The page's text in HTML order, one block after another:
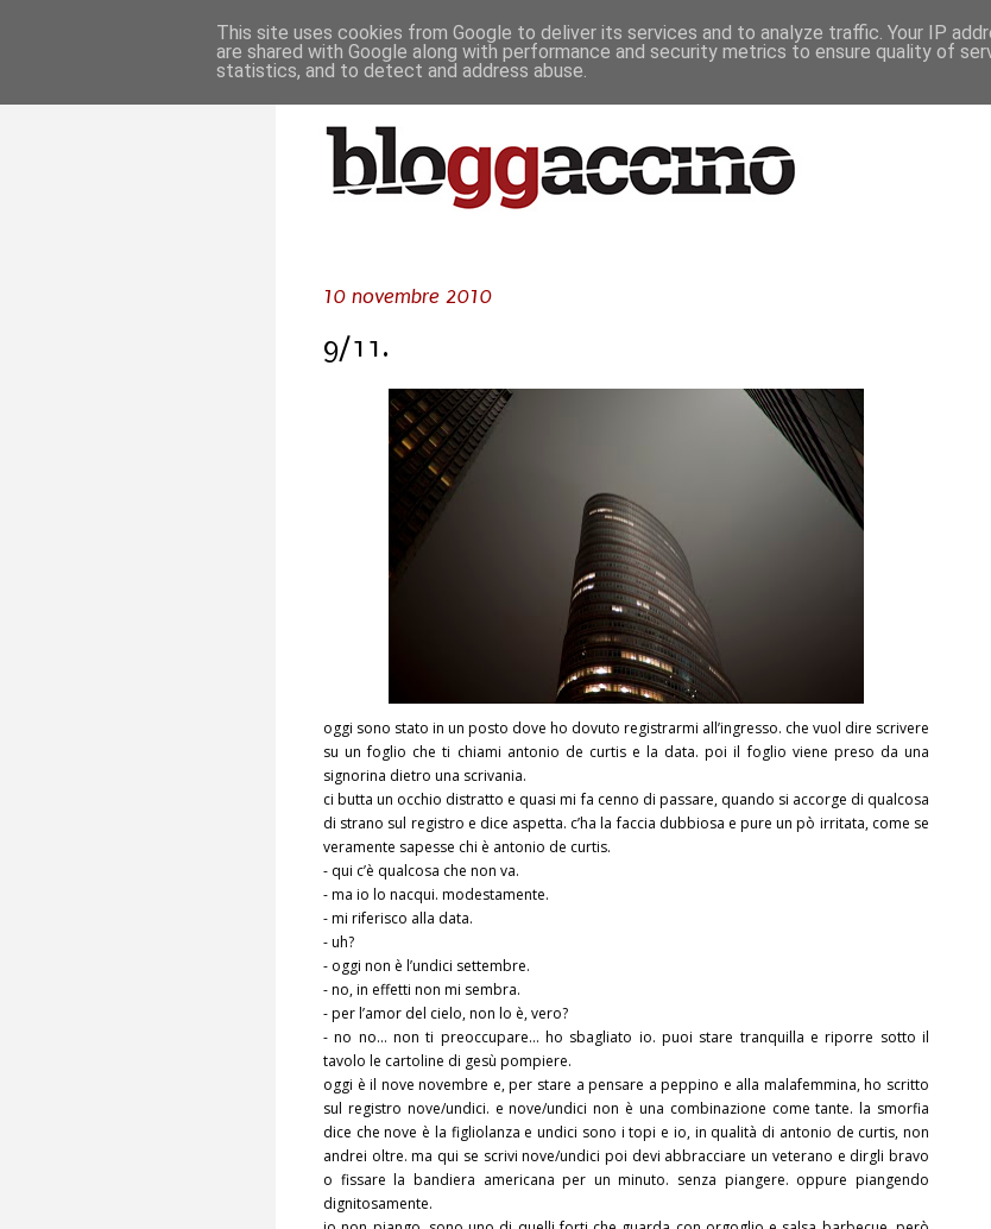
10 novembre 2010
9/11.
oggi sono stato in un posto dove ho dovuto registrarmi all’ingresso. che vuol dire scrivere
su un foglio che ti chiami antonio de curtis e la data. poi il foglio viene preso da una
signorina dietro una scrivania.
ci butta un occhio distratto e quasi mi fa cenno di passare, quando si accorge di qualcosa
di strano sul registro e dice aspetta. c’ha la faccia dubbiosa e pure un pò irritata, come se
veramente sapesse chi è antonio de curtis.
- qui c’è qualcosa che non va.
- ma io lo nacqui. modestamente.
- mi riferisco alla data.
- uh?
- oggi non è l’undici settembre.
- no, in effetti non mi sembra.
- per l’amor del cielo, non lo è, vero?
- no no… non ti preoccupare… ho sbagliato io. puoi stare tranquilla e riporre sotto il
tavolo le cartoline di gesù pompiere.
oggi è il nove novembre e, per stare a pensare a peppino e alla malafemmina, ho scritto
sul registro nove/undici. e nove/undici non è una combinazione come tante. la smorfia
dice che nove è la figliolanza e undici sono i topi e io, in qualità di antonio de curtis, non
andrei oltre. ma qui se scrivi nove/undici poi devi abbracciare un veterano e dirgli bravo
o fissare la bandiera americana per un minuto. senza piangere. oppure piangendo
dignitosamente.
This site uses cookies from Google to deliver its services and to analyze traffic. Your IP
are shared with Google along with performance and security metrics to ensure quality of
statistics, and to detect and address abuse.